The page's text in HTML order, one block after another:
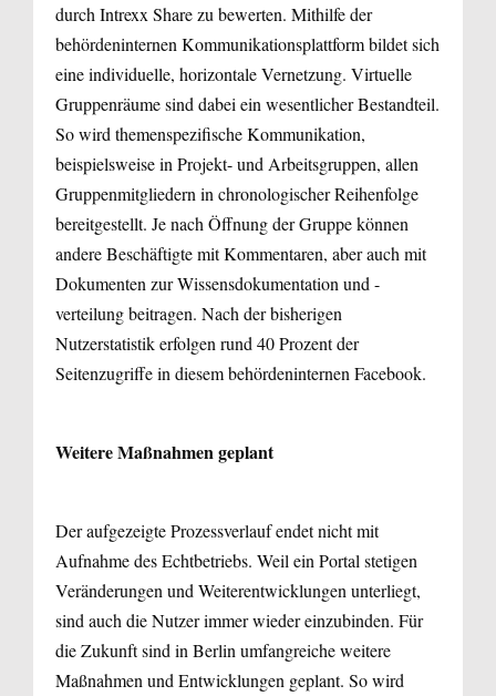
durch Intrexx Share zu bewerten. Mithilfe der
behördeninternen Kommunikationsplattform bildet sich
eine individuelle, horizontale Vernetzung. Virtuelle
Gruppenräume sind dabei ein wesentlicher Bestandteil.
So wird themenspezifische Kommunikation,
beispielsweise in Projekt- und Arbeitsgruppen, allen
Gruppenmitgliedern in chronologischer Reihenfolge
bereitgestellt. Je nach Öffnung der Gruppe können
andere Beschäftigte mit Kommentaren, aber auch mit
Dokumenten zur Wissensdokumentation und -
verteilung beitragen. Nach der bisherigen
Nutzerstatistik erfolgen rund 40 Prozent der
Seitenzugriffe in diesem behördeninternen Facebook.
Weitere Maßnahmen geplant
Der aufgezeigte Prozessverlauf endet nicht mit
Aufnahme des Echtbetriebs. Weil ein Portal stetigen
Veränderungen und Weiterentwicklungen unterliegt,
sind auch die Nutzer immer wieder einzubinden. Für
die Zukunft sind in Berlin umfangreiche weitere
Maßnahmen und Entwicklungen geplant. So wird